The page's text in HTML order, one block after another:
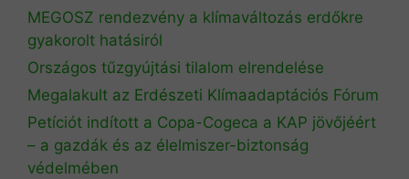
MEGOSZ rendezvény a klímaváltozás erdőkre
gyakorolt hatásiról
Országos tűzgyújtási tilalom elrendelése
Megalakult az Erdészeti Klímaadaptációs Fórum
Petíciót indított a Copa-Cogeca a KAP jövőjéért
– a gazdák és az élelmiszer-biztonság
védelmében